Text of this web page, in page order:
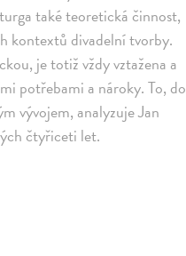
také teoretická činnost,
kontextů divadelní tvorby.
je totiž vždy vztažena a
potřebami a nároky. To, do
vývojem, analyzuje Jan
čtyřiceti let.